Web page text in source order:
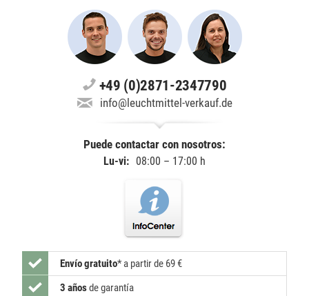
+49 (0)2871-2347790
info@leuchtmittel-verkauf.de
Puede contactar con nosotros:
Lu-vi: 08:00 – 17:00 h
Envío gratuito* a partir de 69 €
3 añosde garantía